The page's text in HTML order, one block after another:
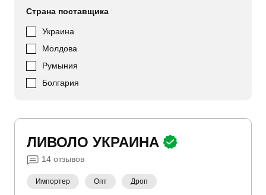
Страна поставщика
Украина
Молдова
Румыния
Болгария
ЛИВОЛО УКРАИНА
14 отзывов
Импортер Опт Дроп